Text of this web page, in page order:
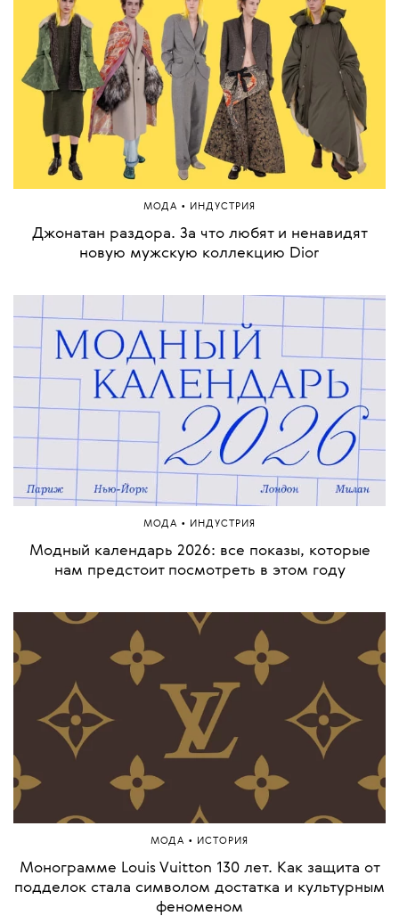
МОДА • ИНДУСТРИЯ
Джонатан раздора. За что любят и ненавидят
новую мужскую коллекцию Dior
МОДА • ИНДУСТРИЯ
Модный календарь 2026: все показы, которые
нам предстоит посмотреть в этом году
МОДА • ИСТОРИЯ
Монограмме Louis Vuitton 130 лет. Как защита от
подделок стала символом достатка и культурным
феноменом